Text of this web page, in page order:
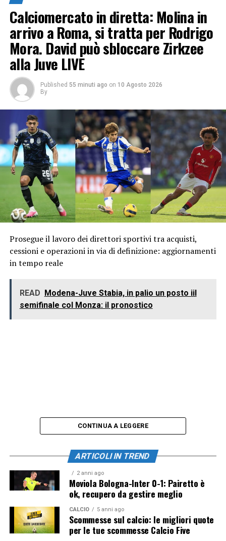
Calciomercato in diretta: Molina in
arrivo a Roma, si tratta per Rodrigo
Mora. David può sbloccare Zirkzee
alla Juve LIVE
Published 55 minuti ago on 10 Agosto 2026
By
Prosegue il lavoro dei direttori sportivi tra acquisti,
cessioni e operazioni in via di definizione: aggiornamenti
in tempo reale
READ Modena-Juve Stabia, in palio un posto iil
semifinale col Monza: il pronostico
CONTINUA A LEGGERE
ARTICOLI IN TREND
2 anni ago
Moviola Bologna-Inter 0-1: Pairetto è
ok, recupero da gestire meglio
CALCIO 5 anni ago
Scommesse sul calcio: le migliori quote
per le tue scommesse Calcio Five